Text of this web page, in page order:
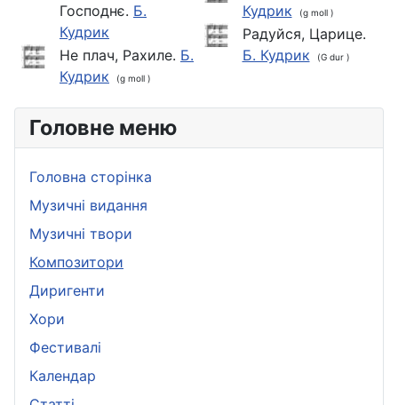
Головне меню
Головна сторінка
Музичні видання
Музичні твори
Композитори
Диригенти
Хори
Фестивалі
Календар
Господнє. Б.
Кудрик
Не плач, Рахиле. Б.
Кудрик
(g moll )
Кудрик
(g moll )
Радуйся, Царице.
Б. Кудрик
(G dur )